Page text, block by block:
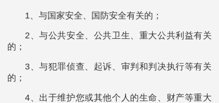
1、与国家安全、国防安全有关的；
2、与公共安全、公共卫生、重大公共利益有关
的；
3、与犯罪侦查、起诉、审判和判决执行等有关
的；
4、出于维护您或其他个人的生命、财产等重大